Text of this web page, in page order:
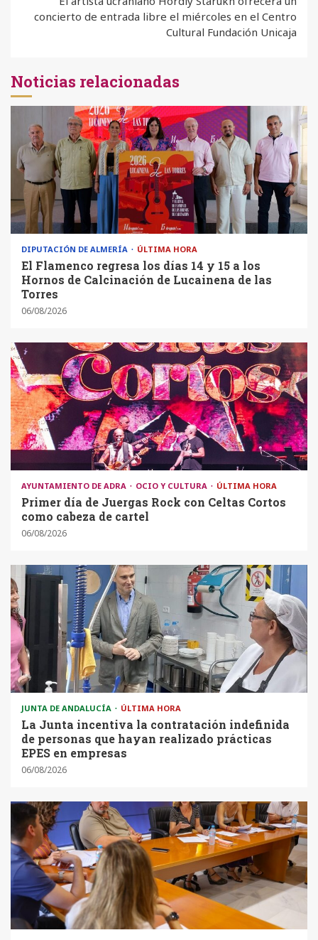
concierto de entrada libre el miércoles en el Centro
Cultural Fundación Unicaja
Noticias relacionadas
DIPUTACIÓN DE ALMERÍA ÚLTIMA HORA
El Flamenco regresa los días 14 y 15 a los
Hornos de Calcinación de Lucainena de las
Torres
06/08/2026
AYUNTAMIENTO DE ADRA OCIO Y CULTURA ÚLTIMA HORA
Primer día de Juergas Rock con Celtas Cortos
como cabeza de cartel
06/08/2026
JUNTA DE ANDALUCÍA ÚLTIMA HORA
La Junta incentiva la contratación indefinida
de personas que hayan realizado prácticas
EPES en empresas
06/08/2026